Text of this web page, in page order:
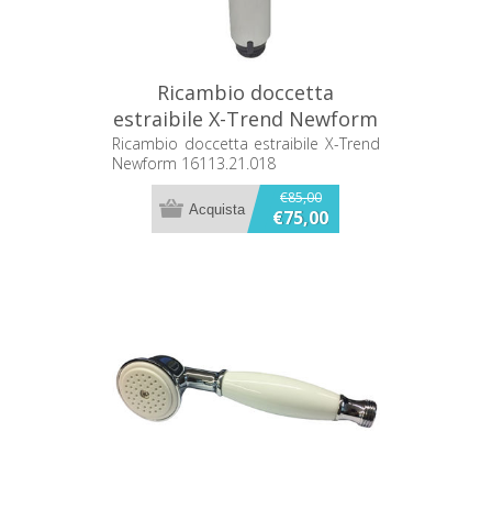
Ricambio doccetta
estraibile X-Trend Newform
16113.21.018
Ricambio doccetta estraibile X-Trend
Newform 16113.21.018
€85,00
€75,00